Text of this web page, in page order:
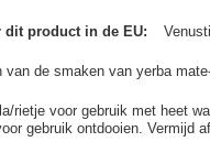
product in de EU
van de smaken van yerba
rietje voor gebruik met heet
gebruik ontdooien. Vermijd